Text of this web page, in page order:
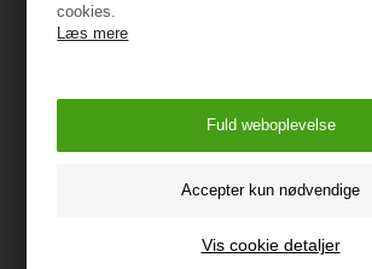
cookies.
Læs mere
Vis cookie detaljer
Produktvægt: 0,17 kg.
• Vedvarende og længerevarende sugning
• Kontrollér altid madens temperatur før
• Smid den ud ved første tegn på skader